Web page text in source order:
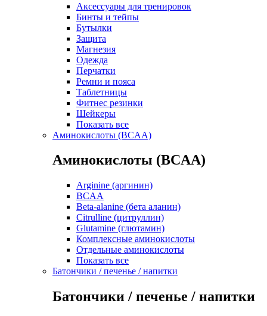
Аксессуары для тренировок
Бинты и тейпы
Бутылки
Защита
Магнезия
Одежда
Перчатки
Ремни и пояса
Таблетницы
Фитнес резинки
Шейкеры
Показать все
Аминокислоты (BCAA)
Аминокислоты (BCAA)
Arginine (аргинин)
BCAA
Beta-alanine (бета аланин)
Citrulline (цитруллин)
Glutamine (глютамин)
Комплексные аминокислоты
Отдельные аминокислоты
Показать все
Батончики / печенье / напитки
Батончики / печенье / напитки